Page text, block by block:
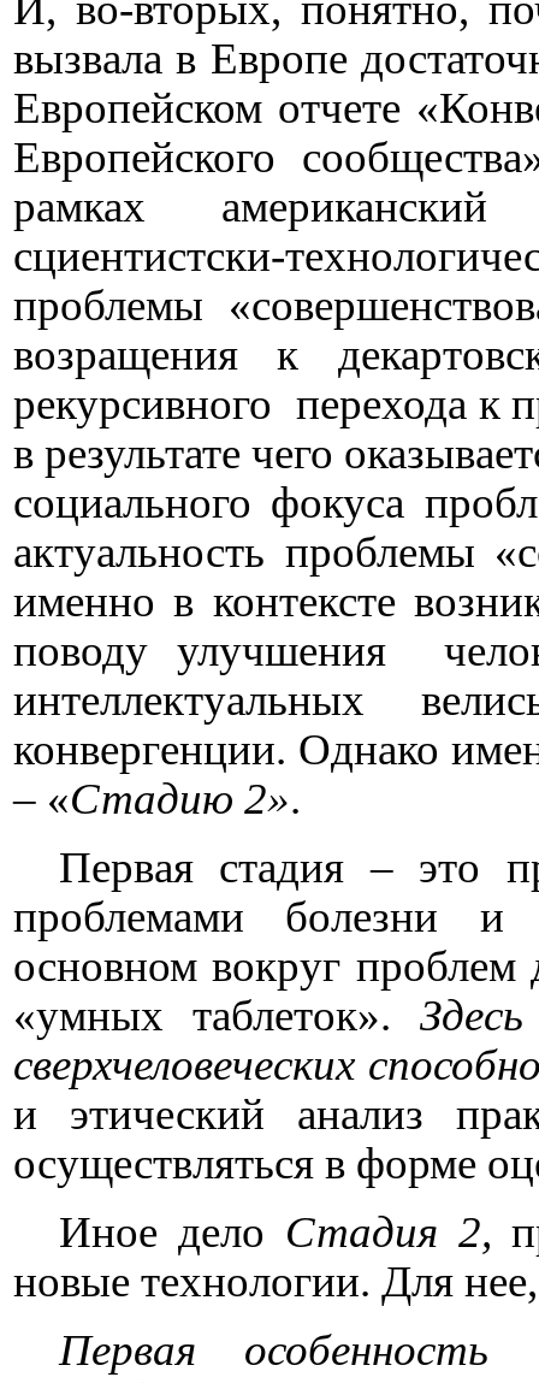
вызвала в Европе
Европейском отчете
Европейского
рамках
сциентистски-
проблемы
возращения к
рекурсивного перехода к
в результате чего
социального фокуса
актуальность проблемы
именно в контексте
поводу улучшения
интеллектуальных
конвергенции. Однако
– «Стадию 2».
Первая стадия – это
проблемами болезни и
основном вокруг проблем
«умных таблеток».
сверхчеловеческих
и этический анализ
осуществляться в форме
Иное дело Стадия 2,
новые технологии. Для
Первая особенность